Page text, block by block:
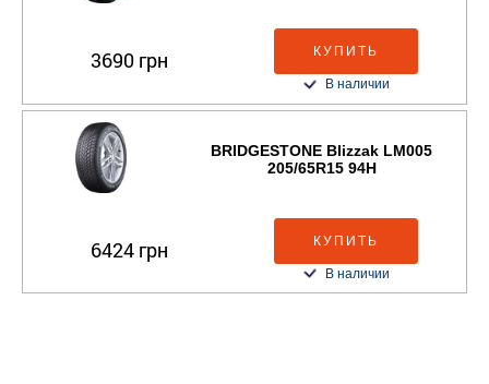
3690 грн КУПИТЬ
В наличии
BRIDGESTONE Blizzak LM005
205/65R15 94H
6424 грн КУПИТЬ
В наличии